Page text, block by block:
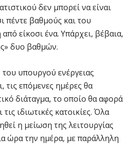
δεν μπορεί να είναι
πέντε βαθμούς και του
είκοσι ένα. Υπάρχει, βέβαια,
δυο βαθμών.
υπουργού ενέργειας
τις επόμενες ημέρες θα
διάταγμα, το οποίο θα αφορά
ιδιωτικές κατοικίες. Όλα
η μείωση της λειτουργίας
ώρα την ημέρα, με παράλληλη